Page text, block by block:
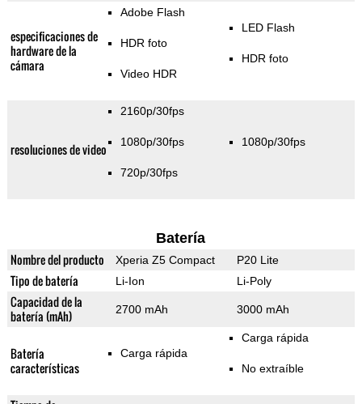
especificaciones de
hardware de la
cámara
Adobe Flash
HDR foto
Video HDR
LED Flash
HDR foto
resoluciones de video
2160p/30fps
1080p/30fps
720p/30fps
1080p/30fps
Batería
Nombre del producto Xperia Z5 Compact P20 Lite
Tipo de batería Li-Ion Li-Poly
Capacidad de la
batería (mAh)
2700 mAh 3000 mAh
Batería
características
Carga rápida
Carga rápida
No extraíble